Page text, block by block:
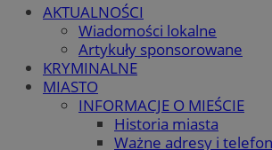
AKTUALNOŚCI
Wiadomości lokalne
Artykuły sponsorowane
KRYMINALNE
MIASTO
INFORMACJE O MIEŚCIE
Historia miasta
Ważne adresy i